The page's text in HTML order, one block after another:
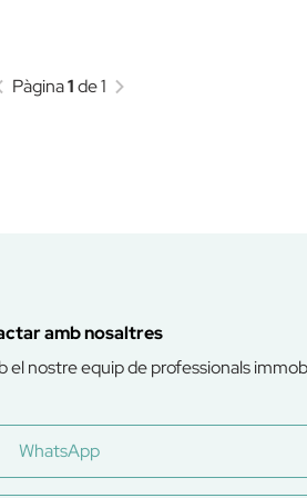
Pàgina1de 1
amb nosaltres
nostre equip de professionals
WhatsApp